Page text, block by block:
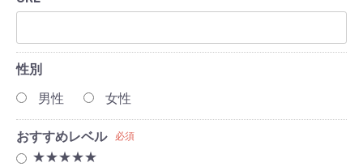
性別
男性
女性
おすすめレベル 必須
★★★★★